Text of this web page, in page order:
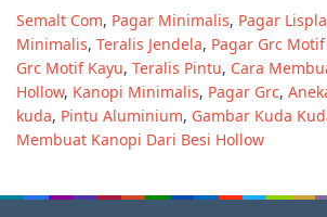
Semalt Com, Pagar Minimalis, Pagar
Minimalis, Teralis Jendela, Pagar Grc
Grc Motif Kayu, Teralis Pintu, Cara
Hollow, Kanopi Minimalis, Pagar Grc,
kuda, Pintu Aluminium, Gambar Kuda
Membuat Kanopi Dari Besi Hollow